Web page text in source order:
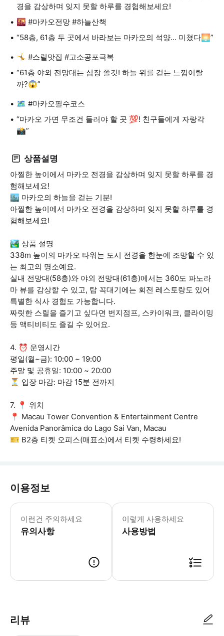
경을 감상하며 잊지 못할 하루를 경험해보세요!
🌇 #마카오전망 #하늘산책
“58층, 61층 두 곳에서 바라보는 마카오의 석양... 미쳤다🌅”
🤸 #스릴맛집 #고소공포극복
“61층 야외 전망대는 심장 쫄깃! 하늘 위를 걷는 느낌이랄
까?😱”
🗺️ #마카오필수코스
“마카오 가면 무조건 들러야 할 곳 💯! 친구들에게 자랑각
📸”
상품설명
아찔한 높이에서 마카오 전경을 감상하며 잊지 못할 하루를 경
험해보세요!
🏙️ 마카오의 하늘을 걷는 기분!
아찔한 높이에서 마카오 전경을 감상하며 잊지 못할 하루를 경
험해보세요!
🏞️ 상품 설명
338m 높이의 마카오 타워는 도시 전경을 한눈에 조망할 수 있
는 최고의 명소예요.
실내 전망대(58층)와 야외 전망대(61층)에서는 360도 파노라
마 뷰를 감상할 수 있고, 탑 꼭대기에는 회전 레스토랑도 있어
특별한 식사 경험도 가능합니다.
짜릿한 스릴을 즐기고 싶다면 번지점프, 스카이워크, 클라이밍
등 액티비티도 즐길 수 있어요.
4. ⏰ 운영시간
평일(월~금): 10:00 ~ 19:00
주말 및 공휴일: 10:00 ~ 20:00
⏳ 입장 마감: 마감 15분 전까지
7. 📍 위치
📍 Macau Tower Convention & Entertainment Centre
Avenida Panorâmica do Lago Sai Van, Macau
🎫 B2층 티켓 오피스(매표소)에서 티켓 수령하세요!
이용정보
이런건 주의하세요
유의사항
📌 상품약관 & 안내사항 ✔ 본 상품은
이렇게 사용하세요
사용방법
리뷰